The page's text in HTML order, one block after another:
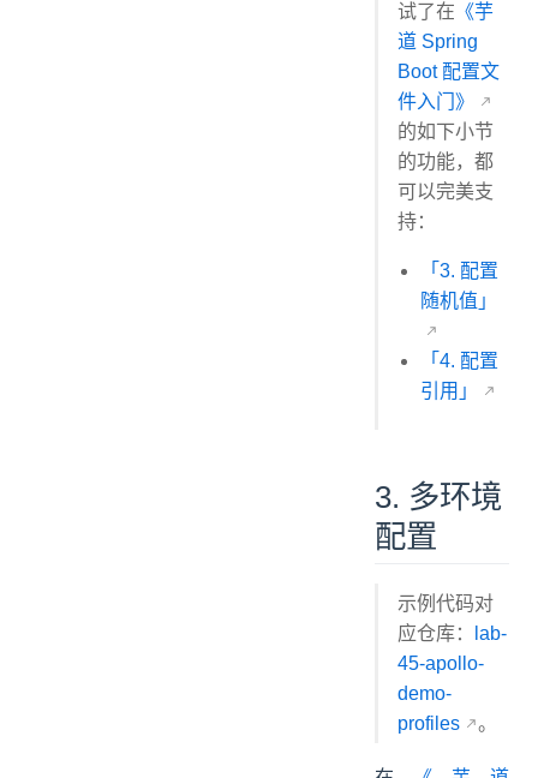
试了在 《芋
道 Spring
Boot 配置文
件入门》
的如下小节
的功能，都
可以完美支
持：
「3. 配置
随机值」
「4. 配置
引用」
3. 多环境
配置
示例代码对
应仓库：
lab-
45-apollo-
demo-
profiles
。